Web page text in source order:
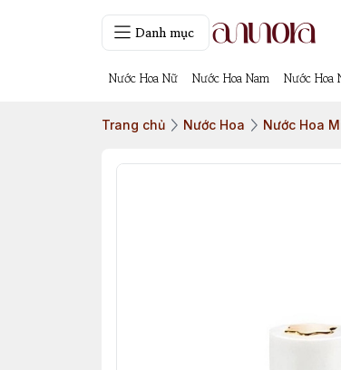
Danh mục
Nước Hoa Nữ Nước Hoa Nam Nước Hoa
Trang chủ Nước Hoa Nước Hoa